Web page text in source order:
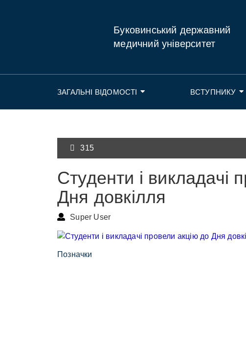
Буковинський державний
медичний університет
ЗАГАЛЬНІ ВІДОМОСТІ ВСТУПНИКУ
315
Студенти і викладачі
Дня довкілля
Super User
Позначки